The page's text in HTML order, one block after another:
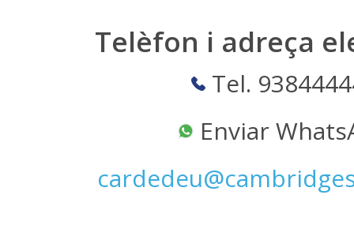
Telèfon i adreça
Tel.
Enviar